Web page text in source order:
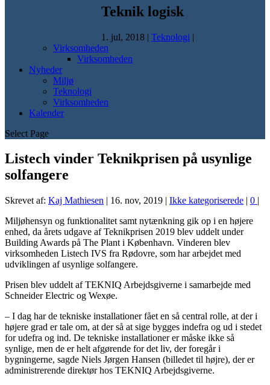
Teknik logisk
1. jul, 2018 | Teknologi |
Virksomheden
Virksomheden
Nyheder
Miljø
Teknologi
Virksomheden
Kalender
Select Page
Listech vinder Teknikprisen på usynlige
solfangere
Skrevet af: Kaj Mathiesen | 16. nov, 2019 | Ikke kategoriserede | 0 |
Miljøhensyn og funktionalitet samt nytænkning gik op i en højere
enhed, da årets udgave af Teknikprisen 2019 blev uddelt under
Building Awards på The Plant i København. Vinderen blev
virksomheden Listech IVS fra Rødovre, som har arbejdet med
udviklingen af usynlige solfangere.
Prisen blev uddelt af TEKNIQ Arbejdsgiverne i samarbejde med
Schneider Electric og Wexøe.
– I dag har de tekniske installationer fået en så central rolle, at der i
højere grad er tale om, at der så at sige bygges indefra og ud i stedet
for udefra og ind. De tekniske installationer er måske ikke så
synlige, men de er helt afgørende for det liv, der foregår i
bygningerne, sagde Niels Jørgen Hansen (billedet til højre), der er
administrerende direktør hos TEKNIQ Arbejdsgiverne.